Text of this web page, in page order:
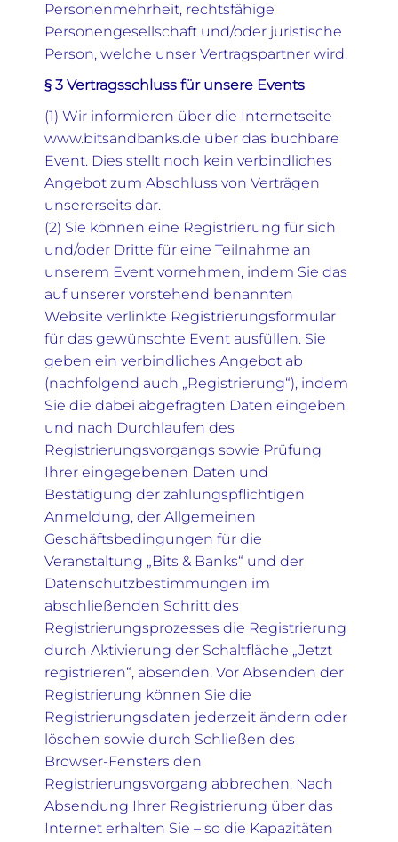
Personenmehrheit, rechtsfähige
Personengesellschaft und/oder juristische
Person, welche unser Vertragspartner wird.
§ 3 Vertragsschluss für unsere Events
(1) Wir informieren über die Internetseite
www.bitsandbanks.de über das buchbare
Event. Dies stellt noch kein verbindliches
Angebot zum Abschluss von Verträgen
unsererseits dar.
(2) Sie können eine Registrierung für sich
und/oder Dritte für eine Teilnahme an
unserem Event vornehmen, indem Sie das
auf unserer vorstehend benannten
Website verlinkte Registrierungsformular
für das gewünschte Event ausfüllen. Sie
geben ein verbindliches Angebot ab
(nachfolgend auch „Registrierung“), indem
Sie die dabei abgefragten Daten eingeben
und nach Durchlaufen des
Registrierungsvorgangs sowie Prüfung
Ihrer eingegebenen Daten und
Bestätigung der zahlungspflichtigen
Anmeldung, der Allgemeinen
Geschäftsbedingungen für die
Veranstaltung „Bits & Banks“ und der
Datenschutzbestimmungen im
abschließenden Schritt des
Registrierungsprozesses die Registrierung
durch Aktivierung der Schaltfläche „Jetzt
registrieren“, absenden. Vor Absenden der
Registrierung können Sie die
Registrierungsdaten jederzeit ändern oder
löschen sowie durch Schließen des
Browser-Fensters den
Registrierungsvorgang abbrechen. Nach
Absendung Ihrer Registrierung über das
Internet erhalten Sie – so die Kapazitäten